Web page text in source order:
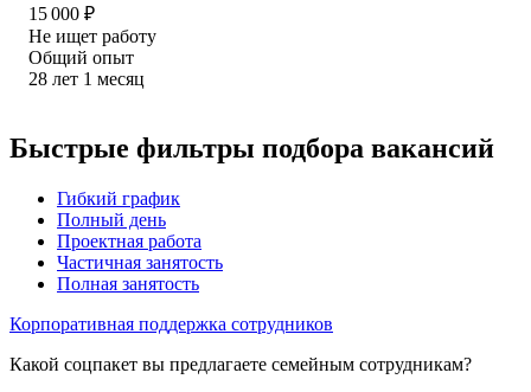
15 000 ₽
Не ищет работу
Общий опыт
28 лет 1 месяц
Быстрые фильтры подбора вакансий
Гибкий график
Полный день
Проектная работа
Частичная занятость
Полная занятость
Корпоративная поддержка сотрудников
Какой соцпакет вы предлагаете семейным сотрудникам?